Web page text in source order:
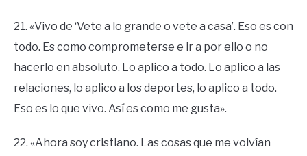
21. «Vivo de ‘Vete a lo grande o vete a casa’. Eso es con
todo. Es como comprometerse e ir a por ello o no
hacerlo en absoluto. Lo aplico a todo. Lo aplico a las
relaciones, lo aplico a los deportes, lo aplico a todo.
Eso es lo que vivo. Así es como me gusta».
22. «Ahora soy cristiano. Las cosas que me volvían